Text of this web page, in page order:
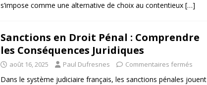
s’impose comme une alternative de choix au contentieux […]
Sanctions en Droit Pénal : Comprendre
les Conséquences Juridiques
août 16, 2025 Paul Dufresnes Commentaires fermés
Dans le système judiciaire français, les sanctions pénales jouent